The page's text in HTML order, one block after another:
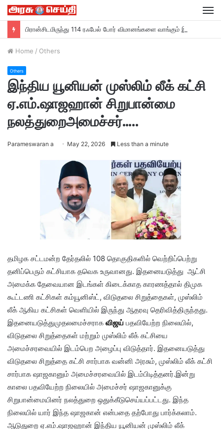
Home / Others
Others
இந்திய யூனியன் முஸ்லிம் லீக் கட்சி
ஏ.எம்.ஷாஜஹான் சிறுபான்மை
நலத்துறைஅமைச்சர்…..
Parameswaran a May 22, 2026 Less than a minute
தமிழக சட்டமன்ற தேர்தலில் 108 தொகுதிகளில் வெற்றிப்பெற்று
தனிப்பெரும் கட்சியாக தவெக உருவானது. இதனையடுத்து ஆட்சி
அமைக்க தேவையான இடங்கள் கிடைக்காத காரணத்தால் திமுக
கூட்டணி கட்சிகள் கம்யூனிஸ்ட், விடுதலை சிறுத்தைகள், முஸ்லிம்
லீக் ஆகிய கட்சிகள் வெளியில் இருந்து ஆதரவு தெரிவித்திருந்தது.
இதனையடுத்துமுதலமைச்சராக விஜய் பதவியேற்ற நிலையில்,
விடுதலை சிறுத்தைகள் மற்றும் முஸ்லிம் லீக் கட்சியை
அமைச்சரவையில் இடம்பெற அழைப்பு விடுத்தார். இதனையடுத்து
விடுதலை சிறுத்தை கட்சி சார்பாக வன்னி அரசும், முஸ்லிம் லீக் கட்சி
சார்பாக ஷாஜகானும் அமைச்சரவையில் இடம்பிடித்தனர்.இன்று
காலை பதவியேற்ற நிலையில் அமைச்சர் ஷாஜகானுக்கு
சிறுபான்மையினர் நலத்துறை ஒதுக்கீடுசெய்யப்பட்டது. இந்த
நிலையில் யார் இந்த ஷாஜகான் என்பதை தற்போது பார்க்கலாம்.
ஆடுதுறை ஏ.எம்.ஷாஜஹான் இந்திய யூனியன் முஸ்லிம் லீக்